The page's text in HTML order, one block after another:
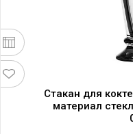
Стакан для
материал